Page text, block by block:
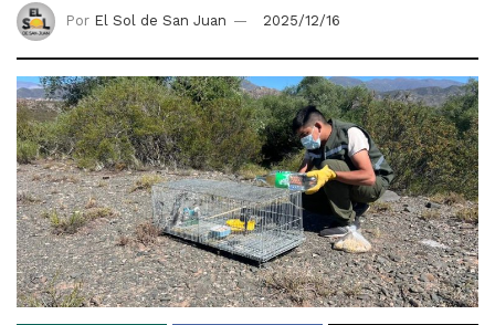
Por El Sol de San Juan 2025/12/16